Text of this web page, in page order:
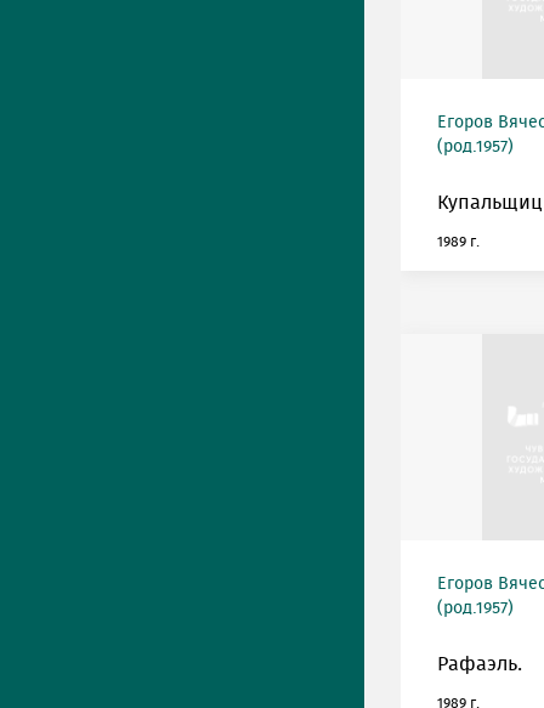
Егоров
(род.1957)
1989 г.
Егоров
(род.1957)
Рафаэль.
1989 г.